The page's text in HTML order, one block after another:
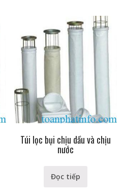
Túi lọc bụi chịu dầu và chịu
nước
Đọc tiếp